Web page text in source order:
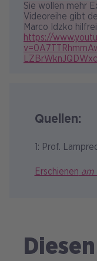
Sie wollen mehr
Videoreihe gibt
Marco Idzko
https://
Quellen:
1: Prof.
Erschienen am